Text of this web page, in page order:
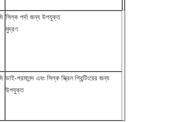
সিল্ক পর্দা জন্য উপযুক্ত
মুদ্রণ
ডাই-পরমানন্দ এবং সিল্ক স্ক্রিন প্রিন্টিংয়ের জন্য
উপযুক্ত